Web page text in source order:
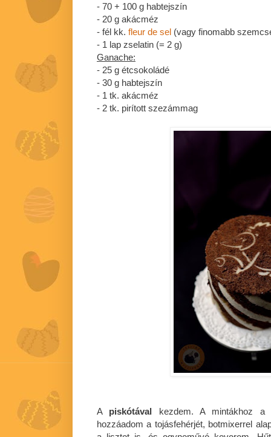
- 70 + 100 g habtejszín
- 20 g akácméz
- fél kk. fleur de sel (vagy finomabb
- 1 lap zselatin (= 2 g)
Ganache:
- 25 g étcsokoládé
- 30 g habtejszín
- 1 tk. akácméz
- 2 tk. pirított szezámmag
A piskótával
kezdem. A mintákhoz a
hozzáadom a tojásfehérjét, botmixerrel